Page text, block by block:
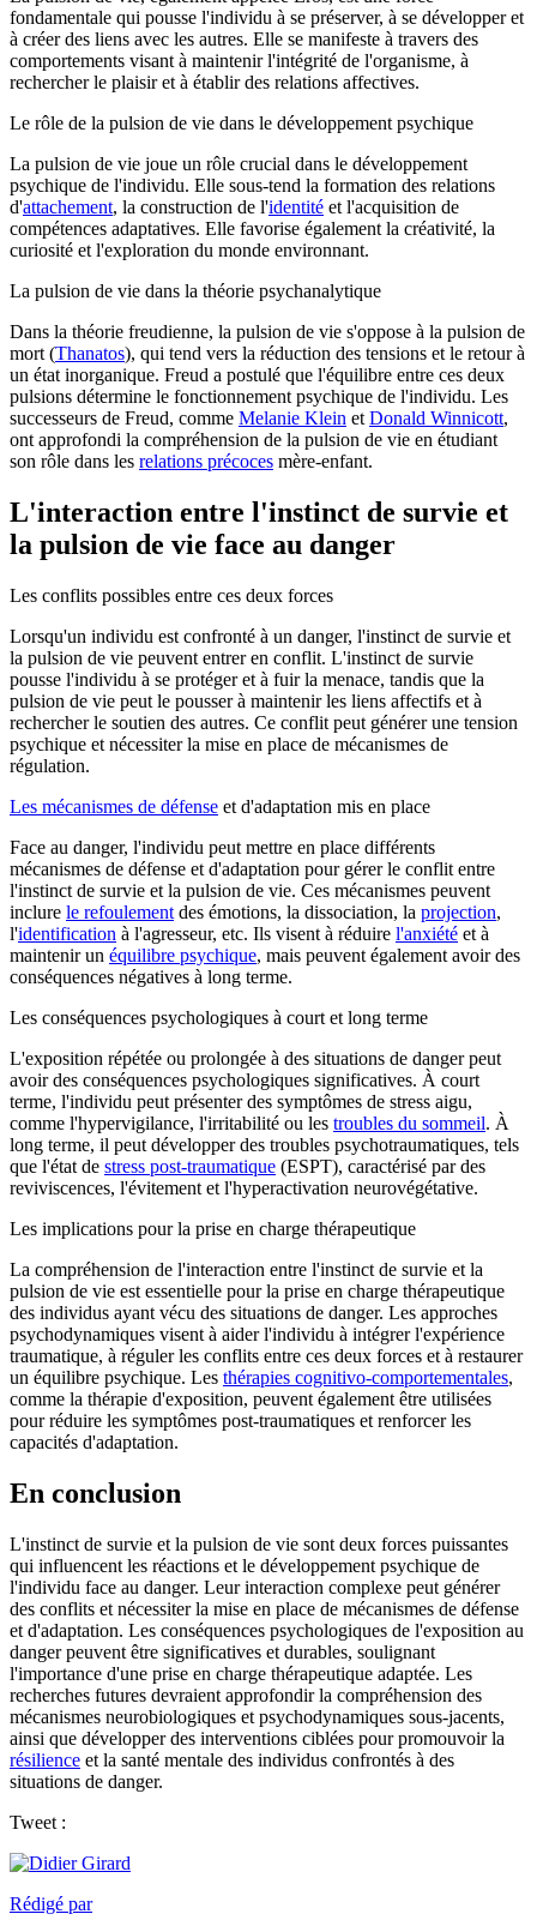
fondamentale qui pousse l'individu à se préserver, à se développer et
à créer des liens avec les autres. Elle se manifeste à travers des
comportements visant à maintenir l'intégrité de l'organisme, à
rechercher le plaisir et à établir des relations affectives.
Le rôle de la pulsion de vie dans le développement psychique
La pulsion de vie joue un rôle crucial dans le développement
psychique de l'individu. Elle sous-tend la formation des relations
d'attachement, la construction de l'identité et l'acquisition de
compétences adaptatives. Elle favorise également la créativité, la
curiosité et l'exploration du monde environnant.
La pulsion de vie dans la théorie psychanalytique
Dans la théorie freudienne, la pulsion de vie s'oppose à la pulsion de
mort (Thanatos), qui tend vers la réduction des tensions et le retour à
un état inorganique. Freud a postulé que l'équilibre entre ces deux
pulsions détermine le fonctionnement psychique de l'individu. Les
successeurs de Freud, comme Melanie Klein etDonald Winnicott,
ont approfondi la compréhension de la pulsion de vie en étudiant
son rôle dans les relations précoces mère-enfant.
L'interaction entre l'instinct de survie et
la pulsion de vie face au danger
Les conflits possibles entre ces deux forces
Lorsqu'un individu est confronté à un danger, l'instinct de survie et
la pulsion de vie peuvent entrer en conflit. L'instinct de survie
pousse l'individu à se protéger et à fuir la menace, tandis que la
pulsion de vie peut le pousser à maintenir les liens affectifs et à
rechercher le soutien des autres. Ce conflit peut générer une tension
psychique et nécessiter la mise en place de mécanismes de
régulation.
Les mécanismes de défense et d'adaptation mis en place
Face au danger, l'individu peut mettre en place différents
mécanismes de défense et d'adaptation pour gérer le conflit entre
l'instinct de survie et la pulsion de vie. Ces mécanismes peuvent
inclure le refoulement des émotions, la dissociation, la projection,
l'identification à l'agresseur, etc. Ils visent à réduire l'anxiété et à
maintenir un équilibre psychique, mais peuvent également avoir des
conséquences négatives à long terme.
Les conséquences psychologiques à court et long terme
L'exposition répétée ou prolongée à des situations de danger peut
avoir des conséquences psychologiques significatives. À court
terme, l'individu peut présenter des symptômes de stress aigu,
comme l'hypervigilance, l'irritabilité ou les troubles du sommeil. À
long terme, il peut développer des troubles psychotraumatiques, tels
que l'état de stress post-traumatique (ESPT), caractérisé par des
reviviscences, l'évitement et l'hyperactivation neurovégétative.
Les implications pour la prise en charge thérapeutique
La compréhension de l'interaction entre l'instinct de survie et la
pulsion de vie est essentielle pour la prise en charge thérapeutique
des individus ayant vécu des situations de danger. Les approches
psychodynamiques visent à aider l'individu à intégrer l'expérience
traumatique, à réguler les conflits entre ces deux forces et à restaurer
un équilibre psychique. Les thérapies cognitivo-comportementales,
comme la thérapie d'exposition, peuvent également être utilisées
pour réduire les symptômes post-traumatiques et renforcer les
capacités d'adaptation.
En conclusion
L'instinct de survie et la pulsion de vie sont deux forces puissantes
qui influencent les réactions et le développement psychique de
l'individu face au danger. Leur interaction complexe peut générer
des conflits et nécessiter la mise en place de mécanismes de défense
et d'adaptation. Les conséquences psychologiques de l'exposition au
danger peuvent être significatives et durables, soulignant
l'importance d'une prise en charge thérapeutique adaptée. Les
recherches futures devraient approfondir la compréhension des
mécanismes neurobiologiques et psychodynamiques sous-jacents,
ainsi que développer des interventions ciblées pour promouvoir la
résilience et la santé mentale des individus confrontés à des
situations de danger.
Tweet :
Rédigé par